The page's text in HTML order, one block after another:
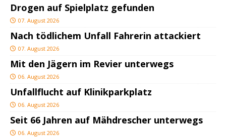
Drogen auf Spielplatz gefunden
07. August 2026
Nach tödlichem Unfall Fahrerin attackiert
07. August 2026
Mit den Jägern im Revier unterwegs
06. August 2026
Unfallflucht auf Klinikparkplatz
06. August 2026
Seit 66 Jahren auf Mähdrescher unterwegs
06. August 2026